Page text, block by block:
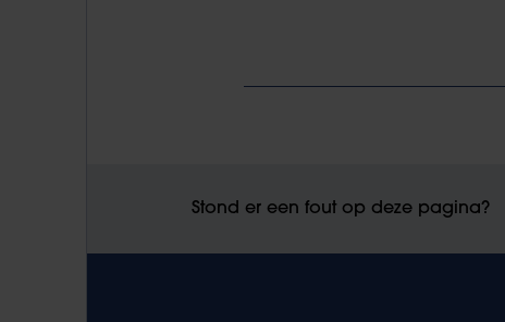
Stond er een fout op deze pagina?